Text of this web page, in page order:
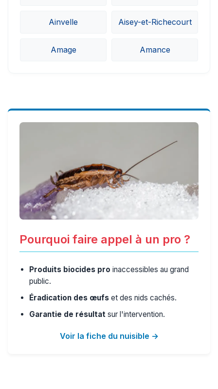
Ainvelle Aisey-et-Richecourt
Amage Amance
Pourquoi faire appel à un pro ?
Produits biocides pro inaccessibles au grand
public.
Éradication des œufs et des nids cachés.
Garantie de résultat sur l'intervention.
Voir la fiche du nuisible →